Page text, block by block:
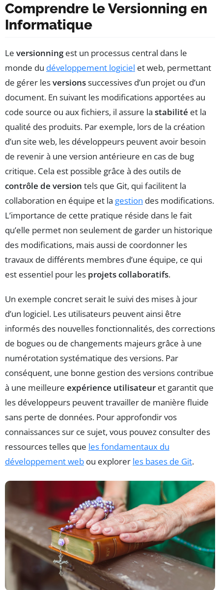
Comprendre le Versionning en
Informatique
Le versionningest un processus central dans le
monde du développement logiciel et web, permettant
de gérer lesversionssuccessives d’un projet ou d’un
document. En suivant les modifications apportées au
code source ou aux fichiers, il assure la stabilité et la
qualité des produits. Par exemple, lors de la création
d’un site web, les développeurs peuvent avoir besoin
de revenir à une version antérieure en cas de bug
critique. Cela est possible grâce à des outils de
contrôle de version tels que Git, qui facilitent la
collaboration en équipe et la gestion des modifications.
L’importance de cette pratique réside dans le fait
qu’elle permet non seulement de garder un historique
des modifications, mais aussi de coordonner les
travaux de différents membres d’une équipe, ce qui
est essentiel pour les projets collaboratifs.
Un exemple concret serait le suivi des mises à jour
d’un logiciel. Les utilisateurs peuvent ainsi être
informés des nouvelles fonctionnalités, des corrections
de bogues ou de changements majeurs grâce à une
numérotation systématique des versions. Par
conséquent, une bonne gestion des versions contribue
à une meilleure expérience utilisateur et garantit que
les développeurs peuvent travailler de manière fluide
sans perte de données. Pour approfondir vos
connaissances sur ce sujet, vous pouvez consulter des
ressources telles que les fondamentaux du
développement web ou explorer les bases de Git.